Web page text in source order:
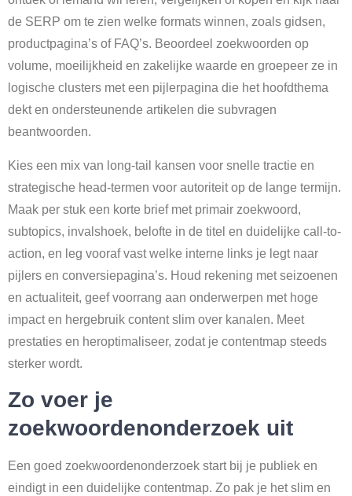
de SERP om te zien welke formats winnen, zoals gidsen,
productpagina’s of FAQ’s. Beoordeel zoekwoorden op
volume, moeilijkheid en zakelijke waarde en groepeer ze in
logische clusters met een pijlerpagina die het hoofdthema
dekt en ondersteunende artikelen die subvragen
beantwoorden.
Kies een mix van long-tail kansen voor snelle tractie en
strategische head-termen voor autoriteit op de lange termijn.
Maak per stuk een korte brief met primair zoekwoord,
subtopics, invalshoek, belofte in de titel en duidelijke call-to-
action, en leg vooraf vast welke interne links je legt naar
pijlers en conversiepagina’s. Houd rekening met seizoenen
en actualiteit, geef voorrang aan onderwerpen met hoge
impact en hergebruik content slim over kanalen. Meet
prestaties en heroptimaliseer, zodat je contentmap steeds
sterker wordt.
Zo voer je
zoekwoordenonderzoek uit
Een goed zoekwoordenonderzoek start bij je publiek en
eindigt in een duidelijke contentmap. Zo pak je het slim en